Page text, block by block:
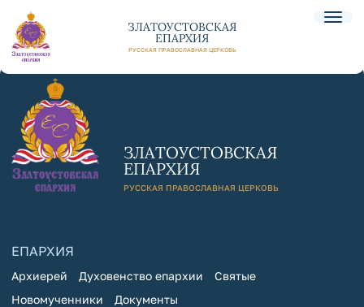
ЗЛАТОУСТОВСКАЯ
ЕПАРХИЯ
РУССКАЯ ПРАВОСЛАВНАЯ ЦЕРКОВЬ
ЗЛАТОУСТОВСКАЯ
ЕПАРХИЯ
РУССКАЯ ПРАВОСЛАВНАЯ ЦЕРКОВЬ
ЕПАРХИЯ
Архиерей Духовенство епархии
Святые
Новомученники
Документы